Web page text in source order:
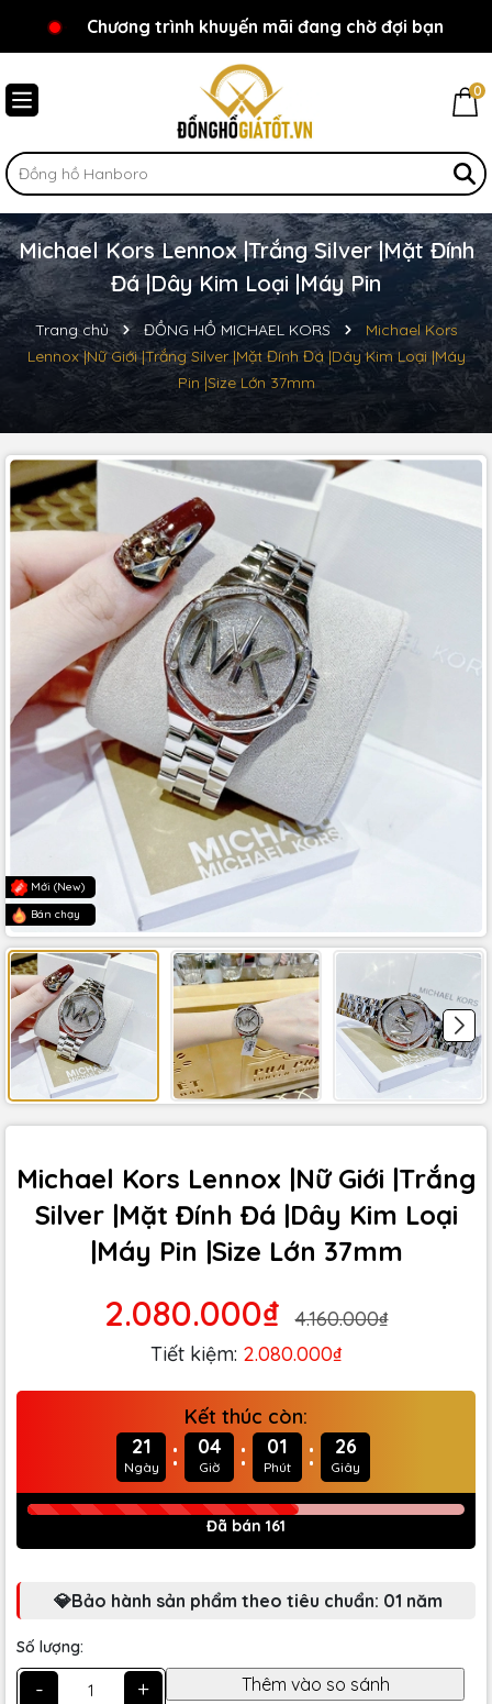
Chào mừng bạn đến với Đồnghồgiátốt.vn!
Chương trình khuyến mãi đang chờ đợi bạn
0
Michael Kors Lennox |Trắng Silver |Mặt Đính
Đá |Dây Kim Loại |Máy Pin
Trang chủ ĐỒNG HỒ MICHAEL KORS
Michael Kors
Lennox |Nữ Giới |Trắng Silver |Mặt Đính Đá |Dây Kim Loại |Máy
Pin |Size Lớn 37mm
Mới (New)
Bán chạy
Michael Kors Lennox |Nữ Giới |Trắng
Silver |Mặt Đính Đá |Dây Kim Loại
|Máy Pin |Size Lớn 37mm
2.080.000₫
4.160.000₫
Tiết kiệm: 2.080.000₫
Kết thúc còn:
21
Ngày : 04
Giờ : 01
Phút : 25
Giây
Đã bán 161
💎Bảo hành sản phẩm theo tiêu chuẩn: 01 năm
Số lượng:
- +